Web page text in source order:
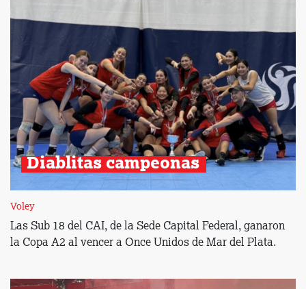
Diablitas campeonas
Voley
Las Sub 18 del CAI, de la Sede Capital Federal, ganaron
la Copa A2 al vencer a Once Unidos de Mar del Plata.